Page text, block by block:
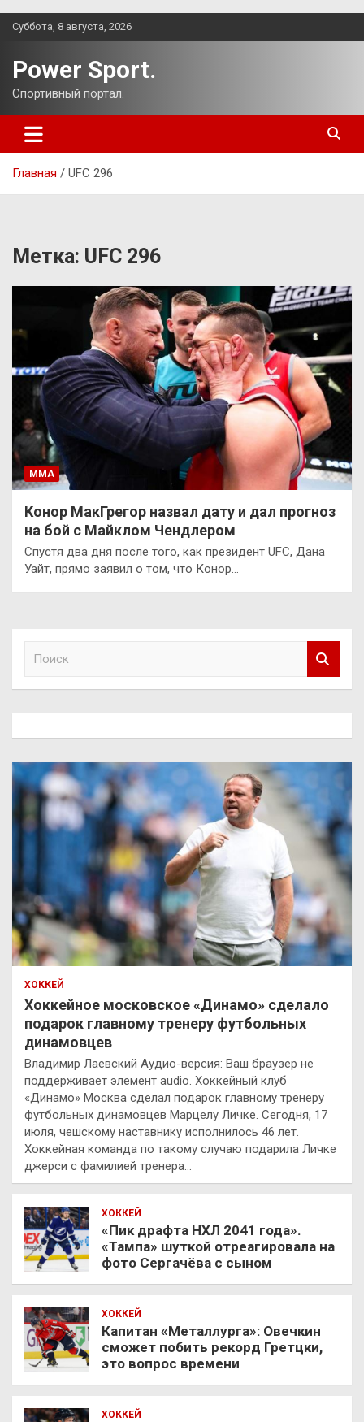
Перейти
Суббота, 8 августа, 2026
Power Sport.
Спортивный портал.
Главная UFC 296
Метка: UFC 296
ММА
Конор МакГрегор назвал дату и дал прогноз
на бой с Майклом Чендлером
Спустя два дня после того, как президент UFC, Дана
Уайт, прямо заявил о том, что Конор…
ХОККЕЙ
Хоккейное московское «Динамо» сделало
подарок главному тренеру футбольных
динамовцев
Владимир Лаевский Аудио-версия: Ваш браузер не
поддерживает элемент audio. Хоккейный клуб
«Динамо» Москва сделал подарок главному тренеру
футбольных динамовцев Марцелу Личке. Сегодня, 17
июля, чешскому наставнику исполнилось 46 лет.
Хоккейная команда по такому случаю подарила Личке
джерси с фамилией тренера…
ХОККЕЙ
«Пик драфта НХЛ 2041 года».
«Тампа» шуткой отреагировала на
фото Сергачёва с сыном
ХОККЕЙ
Капитан «Металлурга»: Овечкин
сможет побить рекорд Гретцки,
это вопрос времени
ХОККЕЙ